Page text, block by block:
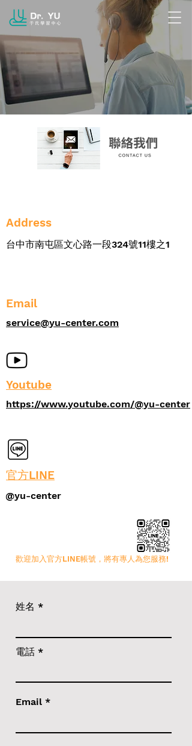
Address
台中市南屯區文心路一段324號11樓之1
Email
service@yu-center.com
Youtube
https://www.youtube.com/@yu-center
官方LINE
@yu-center
歡迎加入官方LINE帳號，將有專人為您服務!
姓名
電話
Email